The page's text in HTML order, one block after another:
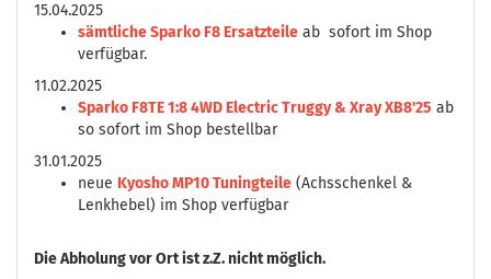
15.04.2025
sämtliche Sparko F8 Ersatzteile ab sofort im Shop
verfügbar.
11.02.2025
Sparko F8TE 1:8 4WD Electric Truggy & Xray XB8'25 ab
so sofort im Shop bestellbar
31.01.2025
neue Kyosho MP10 Tuningteile (Achsschenkel &
Lenkhebel) im Shop verfügbar
DieAbholung vor Ort ist z.Z. nicht möglich.